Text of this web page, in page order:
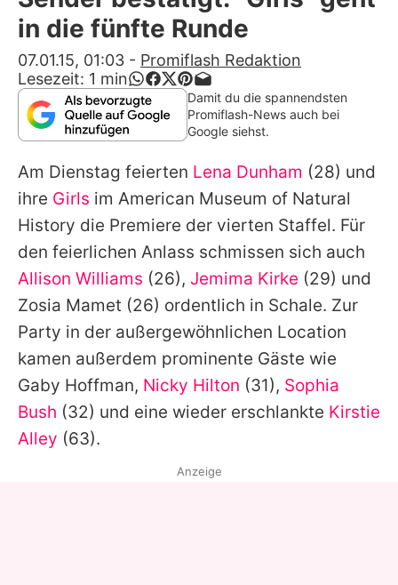
Alle Themen auf Promiflash
App runterladen
Team
Redaktionelle Richtlinien
Impressum
Nutzungsbedingungen
Utiq verwalten
in die fünfte Runde
07.01.15, 01:03 - Promiflash Redaktion
Lesezeit: 1 min
Damit du die spannendsten
Promiflash-News auch bei
Google siehst.
Am Dienstag feierten Lena Dunham (28) und
ihre Girls im American Museum of Natural
History die Premiere der vierten Staffel. Für
den feierlichen Anlass schmissen sich auch
Allison Williams (26), Jemima Kirke (29) und
Zosia Mamet (26) ordentlich in Schale. Zur
Party in der außergewöhnlichen Location
kamen außerdem prominente Gäste wie
Gaby Hoffman, Nicky Hilton (31), Sophia
Bush (32) und eine wieder erschlankte Kirstie
Alley (63).
Anzeige